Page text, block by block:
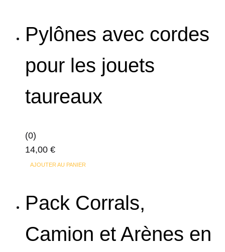
Pylônes avec cordes
pour les jouets
taureaux
(0)
14,00 €
AJOUTER AU PANIER
Pack Corrals,
Camion et Arènes en